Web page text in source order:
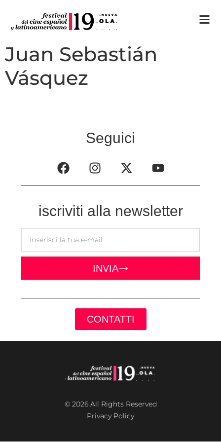
Juan Sebastián
Vásquez
Seguici
iscriviti alla newsletter
INVIA
CONTATTI
© 2026 All Rights Reserved
Privacy Policy